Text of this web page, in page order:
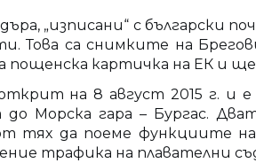
„изписани“ с български
Това са снимките на
пощенска картичка на ЕК и
на 8 август 2015 г. и
до Морска гара – Бургас.
тях да поеме функциите
трафика на плавателни